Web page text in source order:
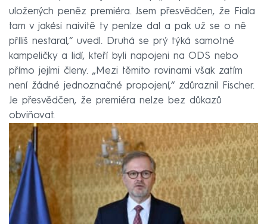
uložených peněz premiéra. Jsem přesvědčen, že Fiala
tam v jakési naivitě ty peníze dal a pak už se o ně
příliš nestaral,“ uvedl. Druhá se prý týká samotné
kampeličky a lidí, kteří byli napojeni na ODS nebo
přímo jejími členy. „Mezi těmito rovinami však zatím
není žádné jednoznačné propojení,“ zdůraznil Fischer.
Je přesvědčen, že premiéra nelze bez důkazů
obviňovat.